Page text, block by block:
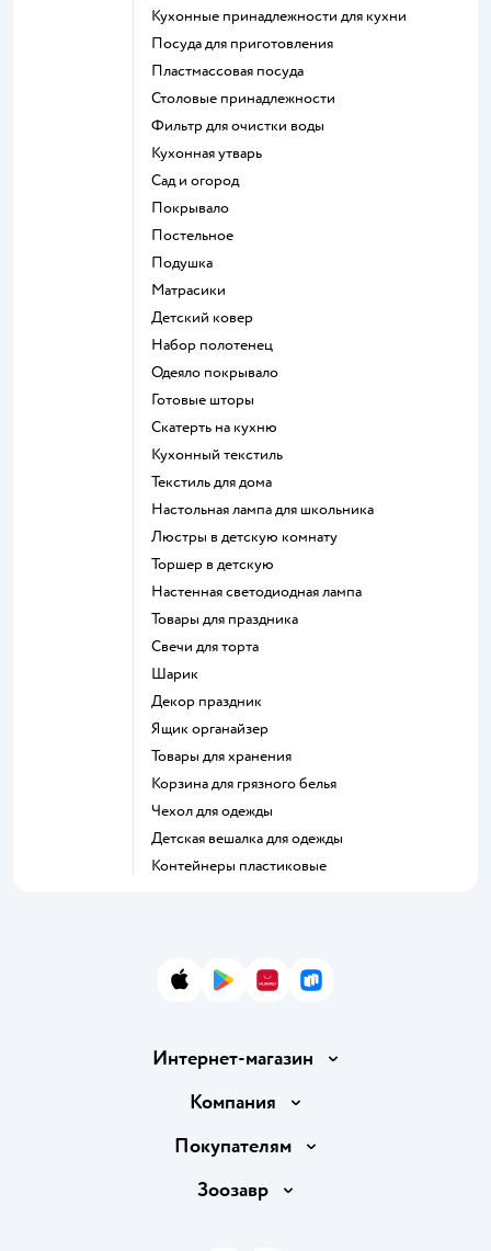
Кухонные принадлежности для кухни
Посуда для приготовления
Пластмассовая посуда
Столовые принадлежности
Фильтр для очистки воды
Кухонная утварь
Сад и огород
Покрывало
Постельное
Подушка
Матрасики
Детский ковер
Набор полотенец
Одеяло покрывало
Готовые шторы
Скатерть на кухню
Кухонный текстиль
Текстиль для дома
Настольная лампа для школьника
Люстры в детскую комнату
Торшер в детскую
Настенная светодиодная лампа
Товары для праздника
Свечи для торта
Шарик
Декор праздник
Ящик органайзер
Товары для хранения
Корзина для грязного белья
Чехол для одежды
Детская вешалка для одежды
Контейнеры пластиковые
App StoreGoogle Play
AppGallery
RuStore
Интернет-магазин
Доставка и оплата
Обмен и возврат товара
Правила продажи
Компания
О компании
Инвесторам
Покупателям
Бонусные карты
Зоозавр